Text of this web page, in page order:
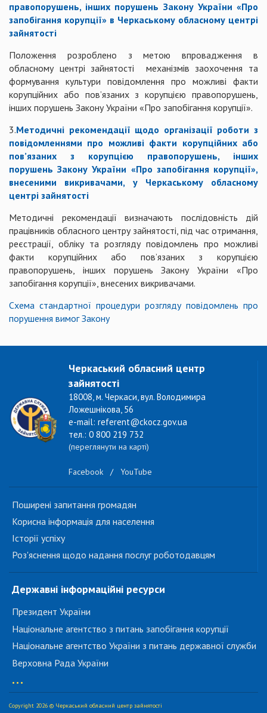
правопорушень, інших порушень Закону України «Про
запобігання корупції» в Черкаському обласному центрі
зайнятості
Положення розроблено з метою впровадження в
обласному центрі зайнятості механізмів заохочення та
формування культури повідомлення про можливі факти
корупційних або пов’язаних з корупцією правопорушень,
інших порушень Закону України «Про запобігання корупції».
3.Методичні рекомендації щодо організації роботи з
повідомленнями про можливі факти корупційних або
пов’язаних з корупцією правопорушень, інших
порушень Закону України «Про запобігання корупції»,
внесеними викривачами, у Черкаському обласному
центрі зайнятості
Методичні рекомендації визначають послідовність дій
працівників обласного центру зайнятості, під час отримання,
реєстрації, обліку та розгляду повідомлень про можливі
факти корупційних або пов’язаних з корупцією
правопорушень, інших порушень Закону України «Про
запобігання корупції», внесених викривачами.
Схема стандартної процедури розгляду повідомлень про
порушення вимог Закону
Черкаський обласний центр
зайнятості
18008, м. Черкаси, вул. Володимира
Ложешнікова, 56
e-mail: referent@ckocz.gov.ua
тел.: 0 800 219 732
(переглянути на карті)
Facebook / YouTube
Поширені запитання громадян
Корисна інформація для населення
Історії успіху
Роз'яснення щодо надання послуг роботодавцям
Державні інформаційні ресурси
Президент України
Національне агентство з питань запобігання корупції
Національне агентство України з питань державної служби
Верховна Рада України
...
Copyright 2026 © Черкаський обласний центр зайнятості